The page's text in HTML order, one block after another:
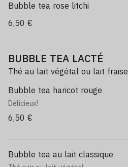
Bubble tea rose litchi
6,50 €
BUBBLE TEA LACTÉ
Thé au lait végétal ou lait fraise
Bubble tea haricot rouge
Délicieux!
6,50 €
Bubble tea au lait classique